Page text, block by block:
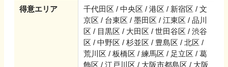
得意エリア
千代田区 / 中央区 / 港区 / 新宿区 / 文
京区 / 台東区 / 墨田区 / 江東区 / 品川
区 / 目黒区 / 大田区 / 世田谷区 / 渋谷
区 / 中野区 / 杉並区 / 豊島区 / 北区 /
荒川区 / 板橋区 / 練馬区 / 足立区 / 葛
飾区 / 江戸川区 / 大阪市都島区 / 大阪